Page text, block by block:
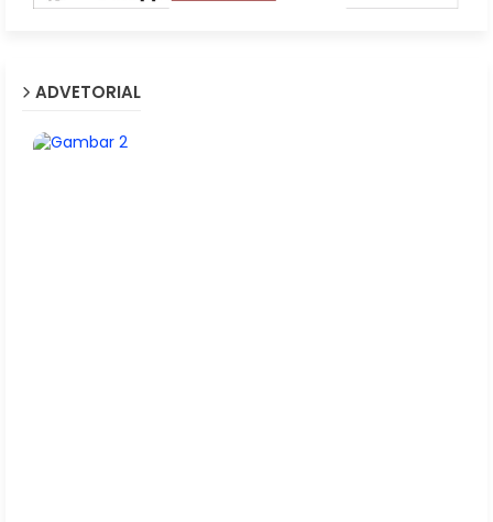
ADVETORIAL